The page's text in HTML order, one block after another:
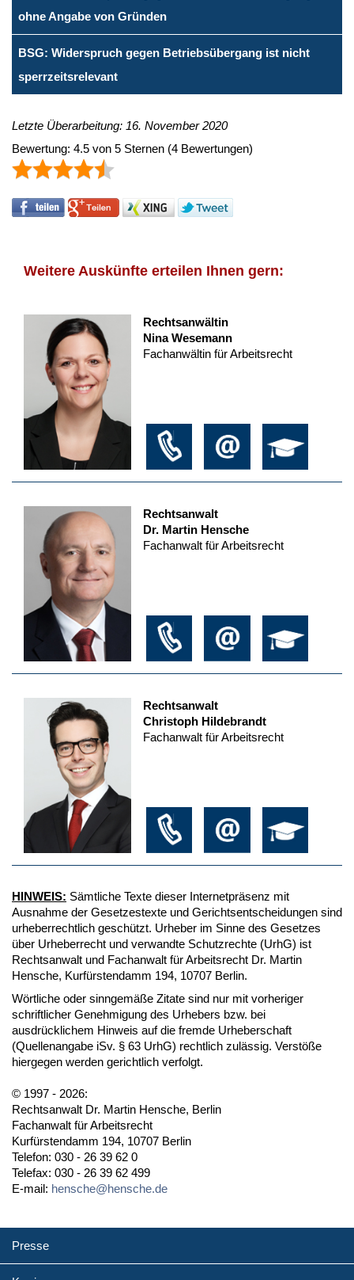
ohne Angabe von Gründen
BSG: Widerspruch gegen Betriebsübergang ist nicht
sperrzeitsrelevant
Letzte Überarbeitung: 16. November 2020
Bewertung: 4.5 von 5 Sternen (4 Bewertungen)
Weitere Auskünfte erteilen Ihnen gern:
Rechtsanwältin
Nina Wesemann
Fachanwältin für Arbeitsrecht
Rechtsanwalt
Dr. Martin Hensche
Fachanwalt für Arbeitsrecht
Rechtsanwalt
Christoph Hildebrandt
Fachanwalt für Arbeitsrecht
HINWEIS: Sämtliche Texte dieser Internetpräsenz mit
Ausnahme der Gesetzestexte und Gerichtsentscheidungen sind
urheberrechtlich geschützt. Urheber im Sinne des Gesetzes
über Urheberrecht und verwandte Schutzrechte (UrhG) ist
Rechtsanwalt und Fachanwalt für Arbeitsrecht Dr. Martin
Hensche, Kurfürstendamm 194, 10707 Berlin.
Wörtliche oder sinngemäße Zitate sind nur mit vorheriger
schriftlicher Genehmigung des Urhebers bzw. bei
ausdrücklichem Hinweis auf die fremde Urheberschaft
(Quellenangabe iSv. § 63 UrhG) rechtlich zulässig. Verstöße
hiergegen werden gerichtlich verfolgt.
© 1997 - 2026:
Rechtsanwalt Dr. Martin Hensche, Berlin
Fachanwalt für Arbeitsrecht
Kurfürstendamm 194, 10707 Berlin
Telefon: 030 - 26 39 62 0
Telefax: 030 - 26 39 62 499
E-mail: hensche@hensche.de
Presse